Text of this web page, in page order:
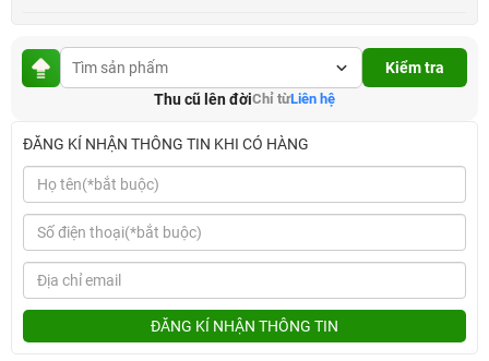
Kiểm tra
Thu cũ lên đờiChỉ từLiên hệ
ĐĂNG KÍ NHẬN THÔNG TIN KHI CÓ HÀNG
ĐĂNG KÍ NHẬN THÔNG TIN